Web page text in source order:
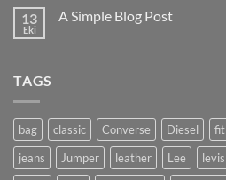
another
13
Eki
A Simple Blog Post
TAGS
bag classic Converse Diesel fit
jeans
Jumper leather Lee levis